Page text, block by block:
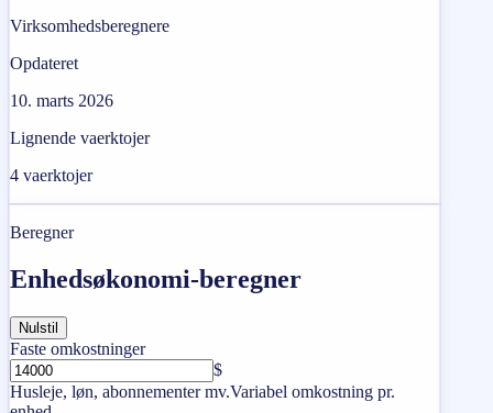
Virksomhedsberegnere
Opdateret
10. marts 2026
Lignende vaerktojer
4 vaerktojer
Beregner
Enhedsøkonomi-beregner
Nulstil
Faste omkostninger
$
Husleje, løn, abonnementer mv.Variabel omkostning pr.